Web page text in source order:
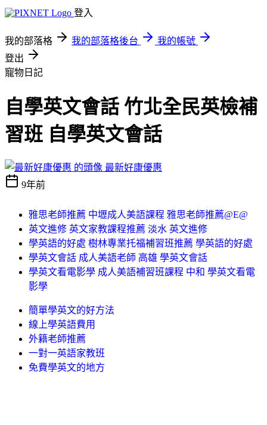
登入
我的部落格 我的部落格後台
我的帳號
登出
寵物日記
自學英文會話 竹北全民英檢補
習班 自學英文會話
最新好康優惠
9年前
雅思老師推薦 中壢成人美語課程 雅思老師推薦@E@
英文進修 英文家教課程推薦 淡水 英文進修
學英語的好處 樹林專業托福補習班推薦 學英語的好處
學英文會話 成人美語老師 高雄 學英文會話
學英文看電影學 成人美語補習班課程 中和 學英文看電
影學
簡單學英文的好方法
線上學英語費用
外籍老師推薦
一對一英語家教班
免費學英文的地方